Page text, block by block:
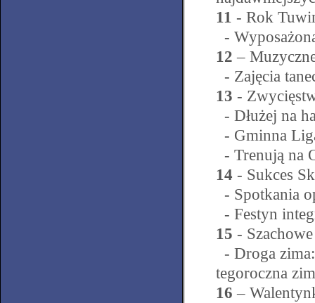
11 - Rok
-
12 –
- Zajęcia
13 -
- Dłużej na
- Gminna
- Trenują na
14 - Sukces
- Spotkania
- Festyn
15 -
- Droga
tegoroczna
16 –